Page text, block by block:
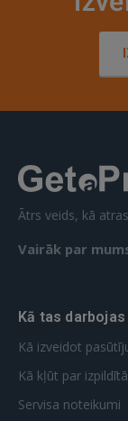
Ātrs veids, kā
Vairāk par
Kā tas darbojas
Kā izveidot
Kā kļūt par
Servisa noteikumi